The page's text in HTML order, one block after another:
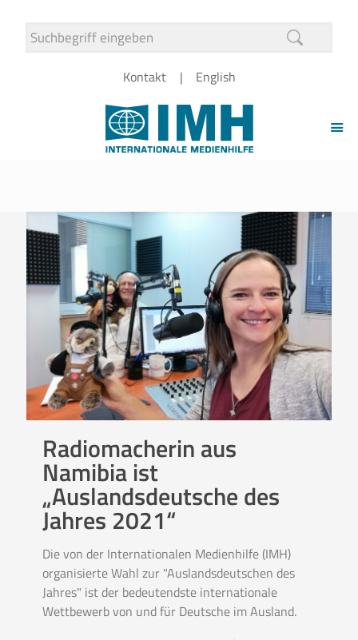
Kontakt English
Radiomacherin aus
Namibia ist
„Auslandsdeutsche des
Jahres 2021“
Die von der Internationalen Medienhilfe (IMH)
organisierte Wahl zur "Auslandsdeutschen des
Jahres" ist der bedeutendste internationale
Wettbewerb von und für Deutsche im Ausland.